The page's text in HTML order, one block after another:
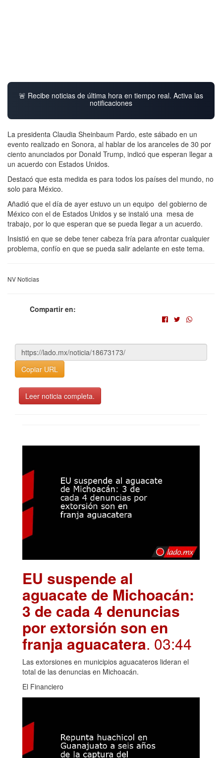
🚨 Recibe noticias de última hora en tiempo real. Activa las
notificaciones
La presidenta Claudia Sheinbaum Pardo, este sábado en un
evento realizado en Sonora, al hablar de los aranceles de 30 por
ciento anunciados por Donald Trump, indicó que esperan llegar a
un acuerdo con Estados Unidos.
Destacó que esta medida es para todos los países del mundo, no
solo para México.
Añadió que el día de ayer estuvo un un equipo del gobierno de
México con el de Estados Unidos y se instaló una mesa de
trabajo, por lo que esperan que se pueda llegar a un acuerdo.
Insistió en que se debe tener cabeza fría para afrontar cualquier
problema, confío en que se pueda salir adelante en este tema.
NV Noticias
Compartir en:
Copiar URL
Leer noticia completa.
EU suspende al
aguacate de Michoacán:
3 de cada 4 denuncias
por extorsión son en
franja aguacatera. 03:44
Las extorsiones en municipios aguacateros lideran el
total de las denuncias en Michoacán.
El Financiero